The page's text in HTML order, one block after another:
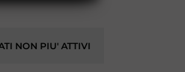
NON PIU' ATTIVI